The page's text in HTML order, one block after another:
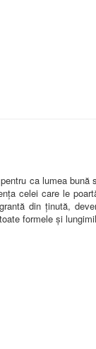
ca lumea
celei care le
din ținută,
formele și